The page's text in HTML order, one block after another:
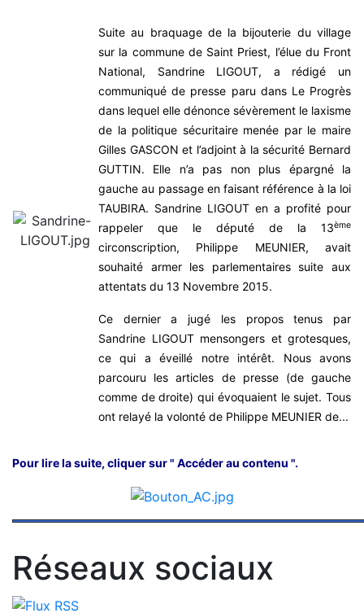
Suite au braquage de la bijouterie du village
sur la commune de Saint Priest, l’élue du Front
National, Sandrine LIGOUT, a rédigé un
communiqué de presse paru dans Le Progrès
dans lequel elle dénonce sévèrement le laxisme
de la politique sécuritaire menée par le maire
Gilles GASCON et l’adjoint à la sécurité Bernard
GUTTIN. Elle n’a pas non plus épargné la
gauche au passage en faisant référence à la loi
TAUBIRA. Sandrine LIGOUT en a profité pour
rappeler que le député de la 13ème
circonscription, Philippe MEUNIER, avait
souhaité armer les parlementaires suite aux
attentats du 13 Novembre 2015.
Ce dernier a jugé les propos tenus par
Sandrine LIGOUT mensongers et grotesques,
ce qui a éveillé notre intérêt. Nous avons
parcouru les articles de presse (de gauche
comme de droite) qui évoquaient le sujet. Tous
ont relayé la volonté de Philippe MEUNIER de...
Pour lire la suite, cliquer sur " Accéder au contenu ".
Réseaux sociaux